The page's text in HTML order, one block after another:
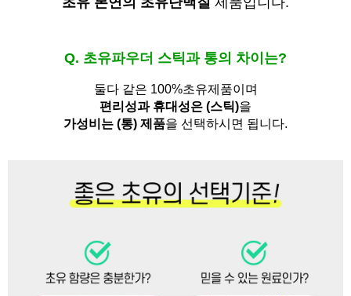
Q. 초유파우더 스틱과 통의 차이는?
둘다 같은 100%초유제품이며
편리성과 휴대성은 (스틱)을
가성비는 (통) 제품을 선택하시면 됩니다.